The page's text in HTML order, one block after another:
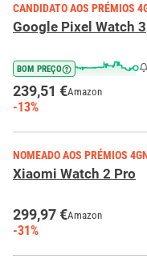
CANDIDATO AOS PRÉMIOS
Google Pixel Watch 3
BOM PREÇO
239,51 €Amazon
-13%
NOMEADO AOS PRÉMIOS
Xiaomi Watch 2 Pro
299,97 €Amazon
-31%